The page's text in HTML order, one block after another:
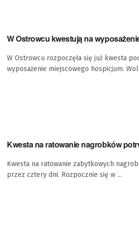
W Ostrowcu kwestują na
W Ostrowcu rozpoczęła się już kwesta
wyposażenie miejscowego hospicjum.
Kwesta na ratowanie nagrobków
Kwesta na ratowanie zabytkowych
przez cztery dni. Rozpocznie się w ...